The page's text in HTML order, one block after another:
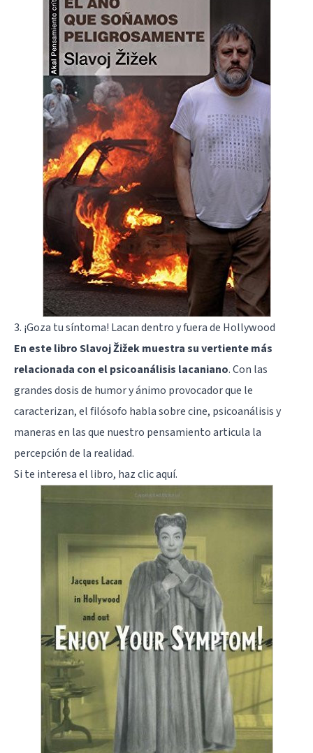
3. ¡Goza tu síntoma! Lacan dentro y fuera de Hollywood
En este libro Slavoj Žižek muestra su vertiente más
relacionada con el psicoanálisis lacaniano. Con las
grandes dosis de humor y ánimo provocador que le
caracterizan, el filósofo habla sobre cine, psicoanálisis y
maneras en las que nuestro pensamiento articula la
percepción de la realidad.
Si te interesa el libro, haz clicaquí.